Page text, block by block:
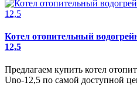
Котел отопительный
12,5
Предлагаем купить котел
Uno-12,5 по самой доступной